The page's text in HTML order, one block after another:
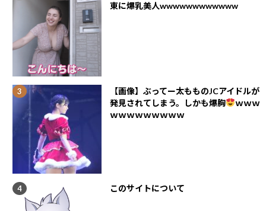
東に爆乳美人wwwwwwwwwwww
【画像】ぶってー太もものJCアイドルが
発見されてしまう。しかも爆胸
ｗｗｗ
ｗｗｗｗｗｗｗｗｗ
このサイトについて